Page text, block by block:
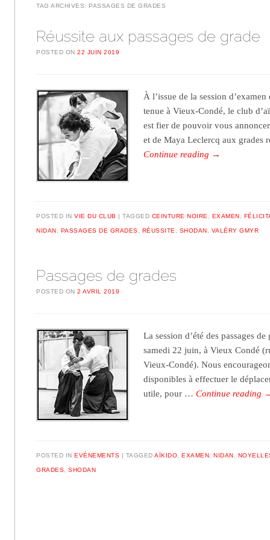
TAG ARCHIVES: PASSAGES DE GRADES
Réussite aux passages de grade
POSTED ON22 JUIN 2019
À l’issue de la session
tenue à Vieux-Condé, le club
est fier de pouvoir vous
et de Maya Leclercq aux grades
Continue reading →
POSTED INVIE DU CLUB TAGGED CEINTURE NOIRE EXAMEN
NIDAN PASSAGES DE GRADES RÉUSSITE SHODAN VALÉRY GMYR
Passages de grades
POSTED ON2 AVRIL 2019
La session d’été des passages
samedi 22 juin, à Vieux Condé
Vieux-Condé). Nous
disponibles à effectuer le
utile, pour …Continue reading
POSTED INEVÉNEMENTS TAGGEDAÏKIDO ,EXAMEN ,NIDAN
GRADES ,SHODAN